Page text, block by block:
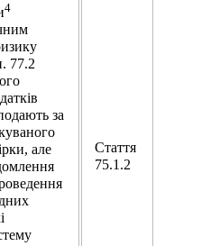
4
77.2
за
але
Стаття
75.1.2